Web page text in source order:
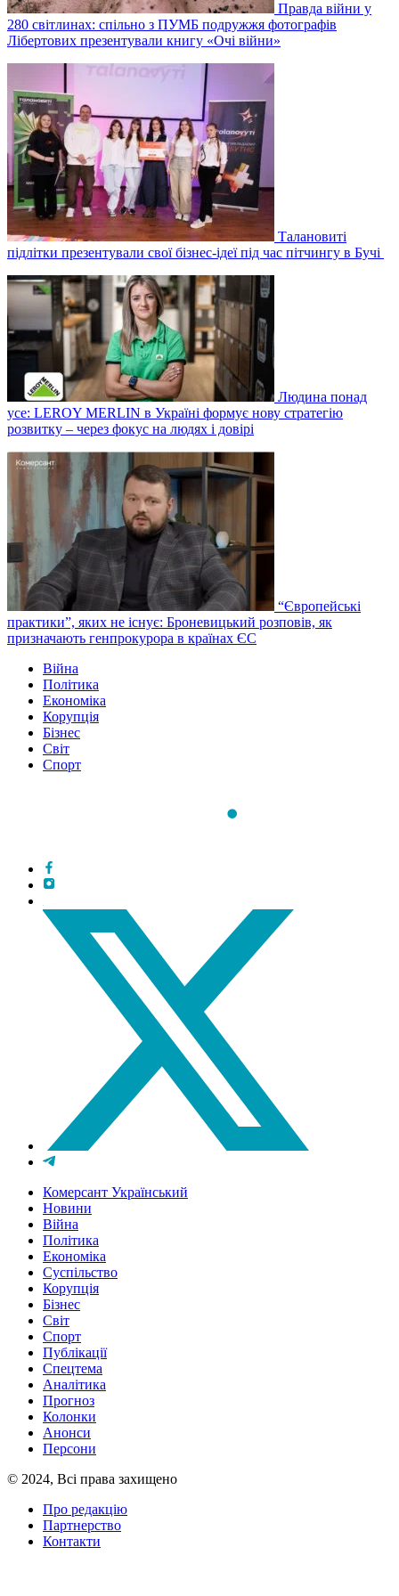
Правда війни у
280 світлинах: спільно з ПУМБ подружжя фотографів
Лібертових презентували книгу «Очі війни»
Талановиті
підлітки презентували свої бізнес-ідеї під час пітчингу в Бучі
Людина понад
усе: LEROY MERLIN в Україні формує нову стратегію
розвитку – через фокус на людях і довірі
“Європейські
практики”, яких не існує: Броневицький розповів, як
призначають генпрокурора в країнах ЄС
Війна
Політика
Економіка
Корупція
Бізнес
Світ
Спорт
Комерсант Український
Новини
Війна
Політика
Економіка
Суспільство
Корупція
Бізнес
Світ
Спорт
Публікації
Спецтема
Аналітика
Прогноз
Колонки
Анонси
Персони
© 2024, Всі права захищено
Про редакцію
Партнерство
Контакти